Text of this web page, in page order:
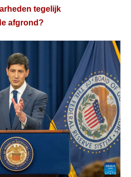
tegelijk
afgrond?